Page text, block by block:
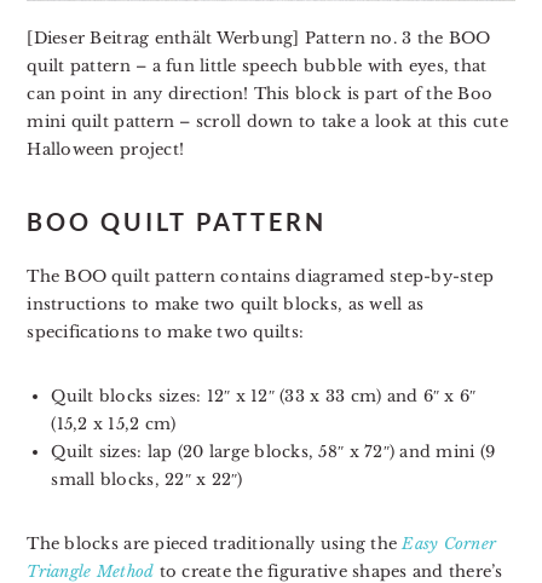
[Dieser Beitrag enthält Werbung] Pattern no. 3 the BOO
quilt pattern – a fun little speech bubble with eyes, that
can point in any direction! This block is part of the Boo
mini quilt pattern – scroll down to take a look at this cute
Halloween project!
BOO QUILT PATTERN
The BOO quilt pattern contains diagramed step-by-step
instructions to make two quilt blocks, as well as
specifications to make two quilts:
Quilt blocks sizes: 12″ x 12″ (33 x 33 cm) and 6″ x 6″
(15,2 x 15,2 cm)
Quilt sizes: lap (20 large blocks, 58″ x 72″) and mini (9
small blocks, 22″ x 22″)
The blocks are pieced traditionally using theEasy Corner
Triangle Method to create the figurative shapes and there’s